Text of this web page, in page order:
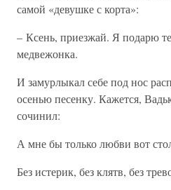
самой «девушке с корта»:
– Ксень, приезжай. Я подарю
медвежонка.
И замурлыкал себе под нос
осенью песенку. Кажется,
сочинил:
А мне бы только любви вот
Без истерик, без клятв, без